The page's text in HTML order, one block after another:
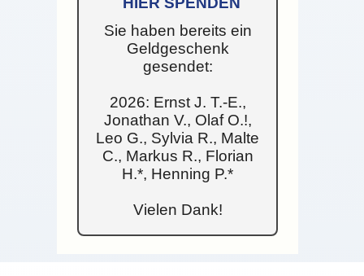
Sie haben bereits ein
Geldgeschenk
gesendet:
2026: Ernst J. T.-E.,
Jonathan V., Olaf O.!,
Leo G., Sylvia R., Malte
C., Markus R., Florian
H.*, Henning P.*
Vielen Dank!